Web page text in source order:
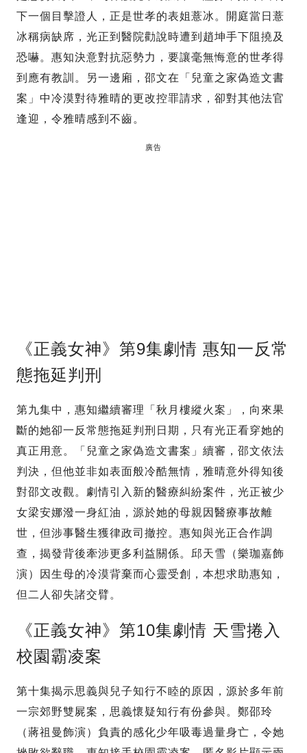
下一個目擊證人，正是世孝的表姐薏冰。開庭當日薏
冰稱病缺席，光正到醫院勸說時遭到趙坤手下阻撓及
恐嚇。惠知決意對抗惡勢力，要讓毫無悔意的世孝得
到應有教訓。另一邊廂，邵文在「兒童之家偽造文書
案」中冷漠對待雅晴的更改控罪請求，卻對其他法官
逢迎，令雅晴感到不齒。
廣告
《正義女神》第9集劇情 惠知一反常
態拖延判刑
第九集中，惠知繼續審理「秋月樓縱火案」，向來果
斷的她卻一反常態拖延判刑日期，只有光正看穿她的
真正用意。「兒童之家偽造文書案」續審，邵文依法
判決，但他並非如表面般冷酷無情，雅晴意外得知後
對邵文改觀。劇情引入新的醫療糾紛案件，光正被少
女梁安娜潑一身紅油，源於她的母親因醫療事故離
世，但涉事醫生獲律政司撤控。惠知與光正合作調
查，揭發背後牽涉更多利益關係。邱天雪（樂珈嘉飾
演）因生母的冷漠背棄而心靈受創，本想求助惠知，
但二人卻失諸交臂。
《正義女神》第10集劇情 天雪捲入
校園霸凌案
第十集揭示思義與兒子知行不睦的原因，源於多年前
一宗郊野雙屍案，思義懷疑知行有份參與。鄭邵玲
（蔣祖曼飾演）負責的感化少年吸毒過量身亡，令她